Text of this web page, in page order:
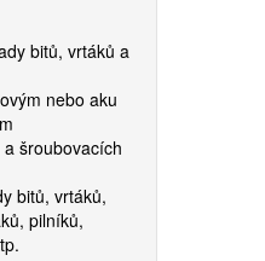
bitů, vrtáků a
nebo aku
šroubovacích
bitů, vrtáků,
pilníků,